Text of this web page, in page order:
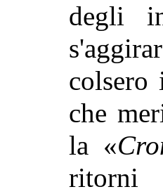
degli
che
la «
ritorni